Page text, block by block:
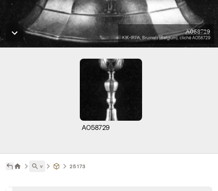
A058729
KIK-IRPA, Brussels (Belgium), cliché A058729
A058729
˅ 25173